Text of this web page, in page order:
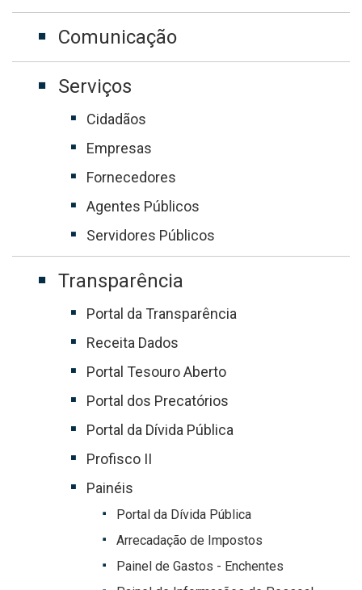
Comunicação
Serviços
Cidadãos
Empresas
Fornecedores
Agentes Públicos
Servidores Públicos
Transparência
Portal da Transparência
Receita Dados
Portal Tesouro Aberto
Portal dos Precatórios
Portal da Dívida Pública
Profisco II
Painéis
Portal da Dívida Pública
Arrecadação de Impostos
Painel de Gastos - Enchentes